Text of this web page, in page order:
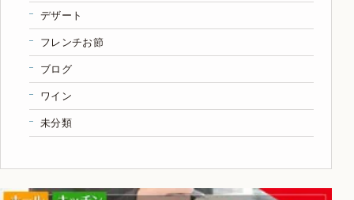
デザート
フレンチお節
ブログ
ワイン
未分類